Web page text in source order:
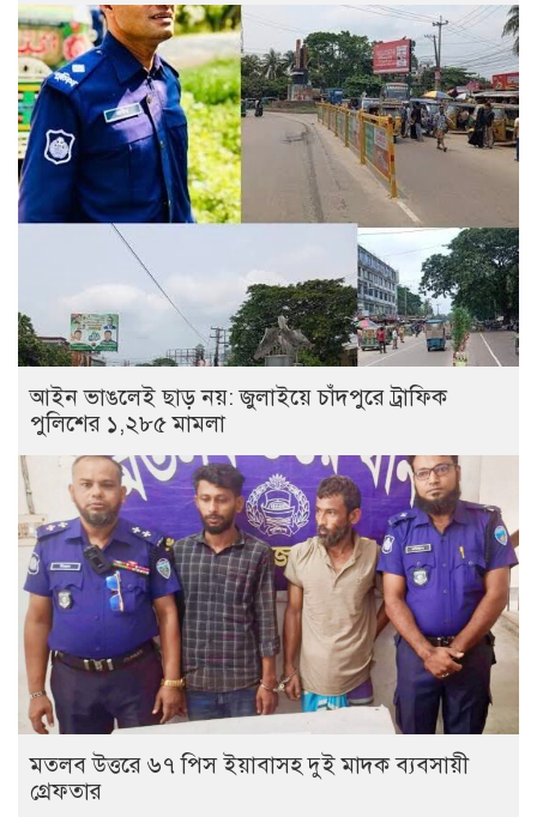
আইন ভাঙলেই ছাড় নয়: জুলাইয়ে চাঁদপুরে ট্রাফিক
পুলিশের ১,২৮৫ মামলা
মতলব উত্তরে ৬৭ পিস ইয়াবাসহ দুই মাদক ব্যবসায়ী
গ্রেফতার